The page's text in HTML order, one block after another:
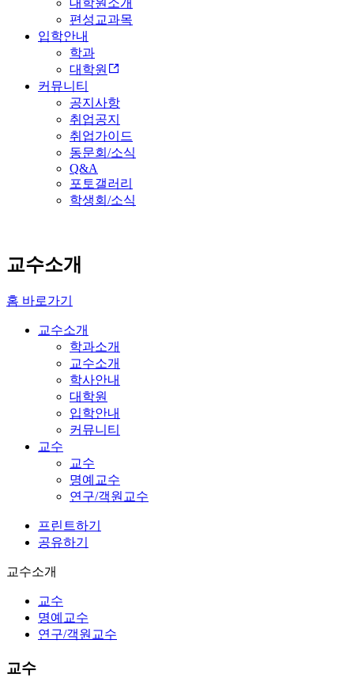
대학원소개
편성교과목
입학안내
학과
대학원
커뮤니티
공지사항
취업공지
취업가이드
동문회/소식
Q&A
포토갤러리
학생회/소식
교수소개
홈 바로가기
교수소개
학과소개
교수소개
학사안내
대학원
입학안내
커뮤니티
교수
교수
명예교수
연구/객원교수
프린트하기
공유하기
교수소개
교수
명예교수
연구/객원교수
교수